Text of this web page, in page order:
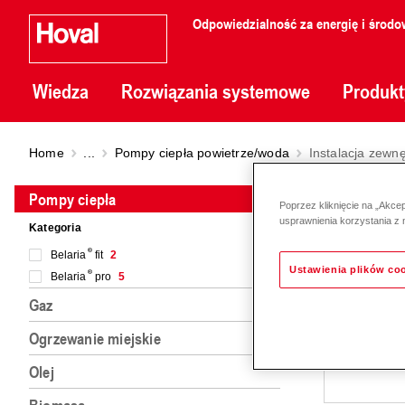
Odpowiedzialność za energię i
Wiedza Rozwiązania systemowe
Home Pompy ciepła powietrze/woda Instalacja
Pompy ciepła
Kategoria
Belaria fit 2
Belaria
pro 5
Gaz
Ogrzewanie miejskie
Olej
Poprzez kliknięcie na
usprawnienia korzystania z
Ustawienia plików